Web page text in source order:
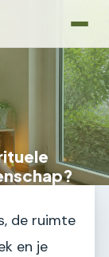
de ruimte
en je